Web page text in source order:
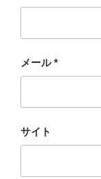
メール*
サイト